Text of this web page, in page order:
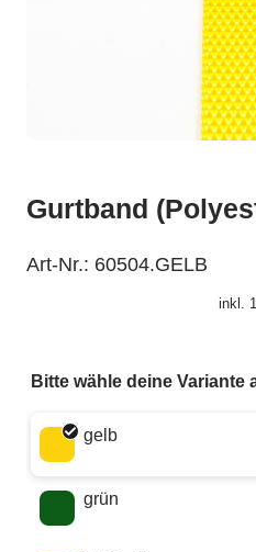
Gurtband
Art-Nr.: 60504.GELB
inkl.
Bitte wähle deine Variante
Wähle eine Farbe
gelb
grün